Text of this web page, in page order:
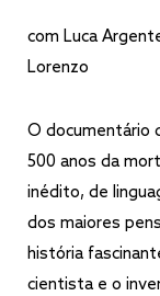
com Luca
Lorenzo
O documentário
500 anos da
inédito, de
dos maiores
história
cientista e o